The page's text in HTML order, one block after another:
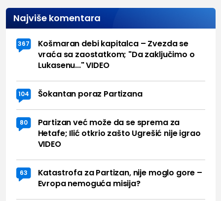
Najviše komentara
367
Košmaran debi kapitalca – Zvezda se
vraća sa zaostatkom; "Da zaključimo o
Lukasenu..." VIDEO
104 Šokantan poraz Partizana
80
Partizan već može da se sprema za
Hetafe; Ilić otkrio zašto Ugrešić nije igrao
VIDEO
63
Katastrofa za Partizan, nije moglo gore –
Evropa nemoguća misija?